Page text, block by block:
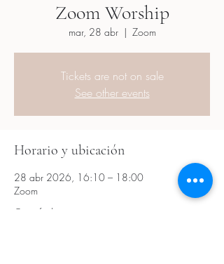
Zoom Worship
mar, 28 abr
  |
Zoom
Tickets are not on sale
See other events
Horario y ubicación
28 abr 2026, 16:10 – 18:00
Zoom
Otras fechas